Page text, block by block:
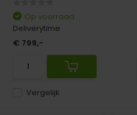
Vergelijk
Op voorraad
Deliverytime
€ 799,-